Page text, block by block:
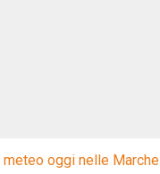
meteo oggi nelle Marche